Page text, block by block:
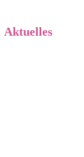
Aktuelles